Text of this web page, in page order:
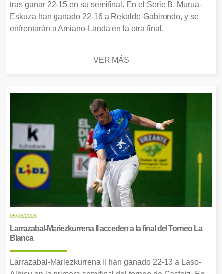
tras ganar 22-15 en su semifinal. En el Serie B, Murua-
Eskuza han ganado 22-16 a Rekalde-Gabirondo, y se
enfrentarán a Amiano-Landa en la otra final.
VER MÁS
05/08/2026
Larrazabal-Mariezkurrena II acceden a la final del Torneo La
Blanca
Larrazabal-Mariezkurrena II han ganado 22-13 a Laso-